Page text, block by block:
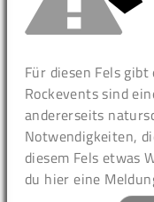
Für diesen Fels
Rockevents sind
andererseits
Notwendigkeiten,
diesem Fels etwas
du hier eine